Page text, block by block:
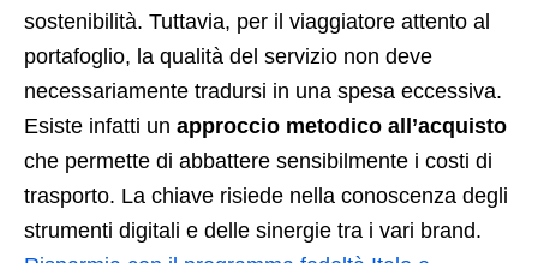
sostenibilità. Tuttavia, per il viaggiatore attento al
portafoglio, la qualità del servizio non deve
necessariamente tradursi in una spesa eccessiva.
Esiste infatti un approccio metodico all’acquisto
che permette di abbattere sensibilmente i costi di
trasporto. La chiave risiede nella conoscenza degli
strumenti digitali e delle sinergie tra i vari brand.